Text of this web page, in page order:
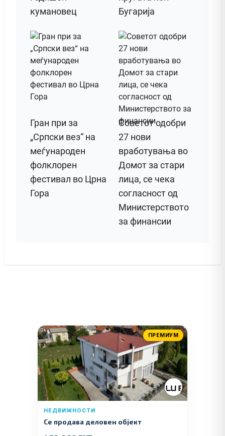
кумановец
Бугарија
Гран при за
„Српски вез“ на
меѓународен
фолклорен
фестивал во Црна
Гора
Советот одобри
27 нови
вработувања во
Домот за стари
лица, се чека
согласност од
Министерството
за финансии
ПРЕМИУМ
НЕДВИЖНОСТИ
Се продава деловен објект